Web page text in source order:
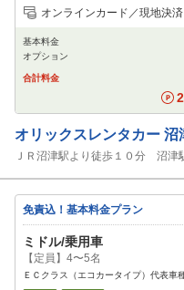
追加可能オプション
（次画面で選択が
カーナビ
オンラインカード／現地決済
基本料金
オプション
合計料金
オリックスレンタカー 沼
ＪＲ沼津駅より徒歩１０分 沼津
免責込！基本料金プラン
ミドル/乗用車
【定員】4〜5名
ＥＣクラス（エコカータイプ）代表車